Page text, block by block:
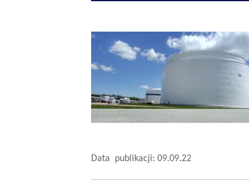
Data publikacji: 09.09.22